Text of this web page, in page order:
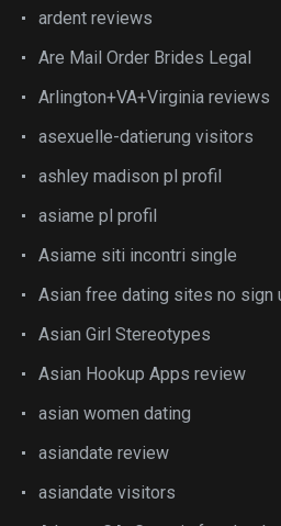
ardent reviews
Are Mail Order Brides Legal
Arlington+VA+Virginia reviews
asexuelle-datierung visitors
ashley madison pl profil
asiame pl profil
Asiame siti incontri single
Asian free dating sites no sign
Asian Girl Stereotypes
Asian Hookup Apps review
asian women dating
asiandate review
asiandate visitors